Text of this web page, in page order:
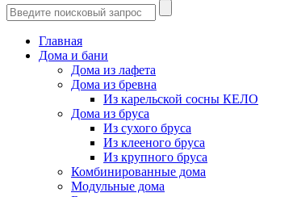
Главная
Дома и бани
Дома из лафета
Дома из бревна
Из карельской сосны КЕЛО
Дома из бруса
Из сухого бруса
Из клееного бруса
Из крупного бруса
Комбинированные дома
Модульные дома